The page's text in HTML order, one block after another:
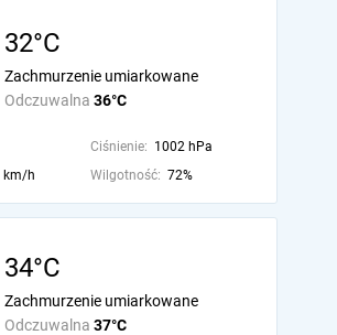
32°C
Odczuwalna 36°C
Zachmurzenie umiarkowane
Ciśnienie: 1002 hPa
km/h Wilgotność: 72%
34°C
Odczuwalna 37°C
Zachmurzenie umiarkowane